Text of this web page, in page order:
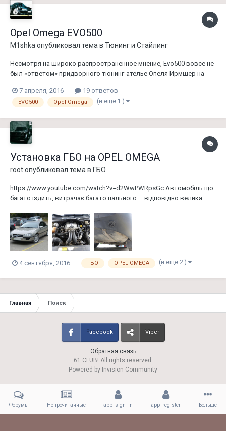
Opel Omega EVO500
M1shka опубликовал тема в Тюнинг и Стайлинг
Несмотря на широко распространенное мнение, Evo500 вовсе не
был «ответом» придворного тюнинг-ателье Опеля Ирмшер на
действительности, своим существованием Evo500 был обязан
участию Опеля в гоночной серии DTM в девяностые годы, вернее
7 апреля, 2016 19 ответов
EVO500 Opel Omega (и ещё 1 )
Установка ГБО на OPEL OMEGA
rootопубликовал тема в ГБО
https://www.youtube.com/watch?v=d2WwPWRpsGc Автомобіль що
багато їздить, витрачає багато пального – відповідно велика
люди масово стали переобладнувати свої автомобілі на газ. Цей
вид палива значно дешевший за бензин, тому для людей які д...
4 сентября, 2016 ГБО OPEL OMEGA (и ещё 2 )
Главная Поиск
Обратная связь
Facebook Viber
61.CLUB! All rights reserved.
Powered by Invision Community
Форумы Непрочитанные app_sign_in app_register Больше